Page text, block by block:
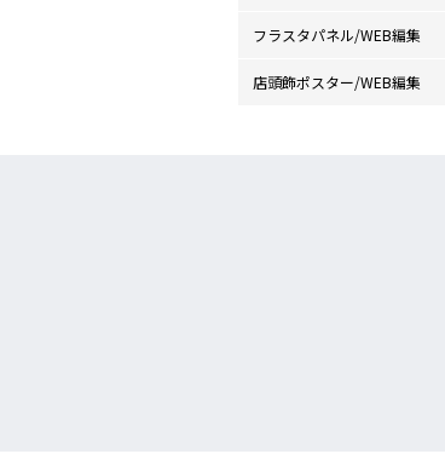
フラスタパネル/WEB編集
店頭飾ポスター/WEB編集